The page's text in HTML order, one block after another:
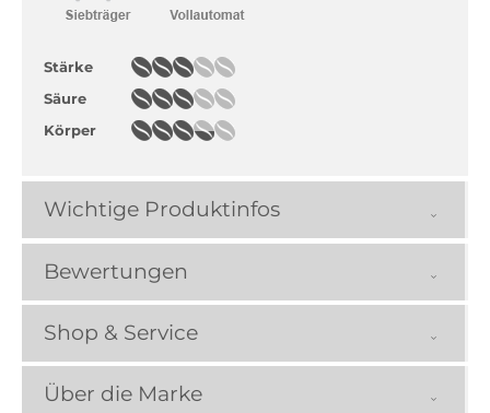
Stärke
Säure
Körper
Wichtige Produktinfos
Bewertungen
Shop & Service
Über die Marke